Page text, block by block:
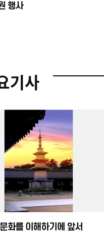
행사
기사
화를 이해하기에 앞서